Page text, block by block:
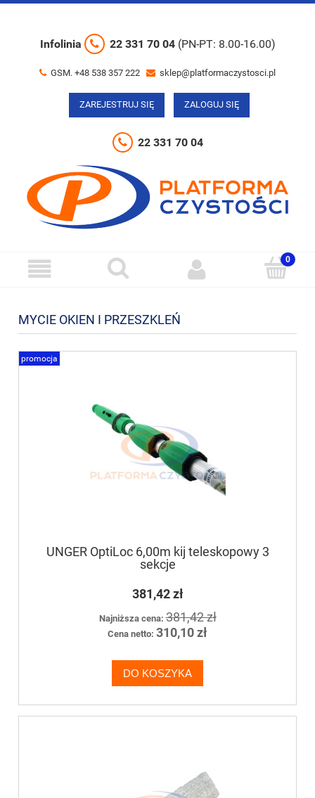
Infolinia 22 331 70 04 (PN-PT: 8.00-16.00)
GSM. +48 538 357 222 sklep@platformaczystosci.pl
ZAREJESTRUJ SIĘ ZALOGUJ SIĘ
22 331 70 04
MYCIE OKIEN I PRZESZKLEŃ
UNGER OptiLoc 6,00m kij teleskopowy 3
sekcje
381,42 zł
Najniższa cena:381,42 zł
Cena netto: 310,10 zł
DO KOSZYKA
promocja